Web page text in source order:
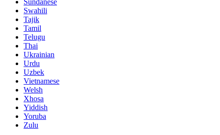
Sundanese
Swahili
Tajik
Tamil
Telugu
Thai
Ukrainian
Urdu
Uzbek
Vietnamese
Welsh
Xhosa
Yiddish
Yoruba
Zulu